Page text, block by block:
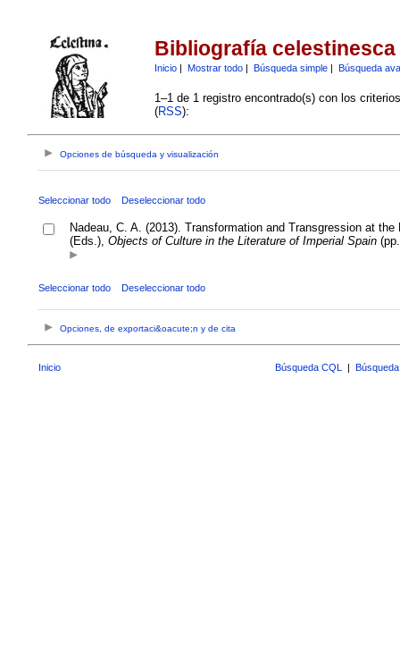
Bibliografía celestinesca
Inicio| Mostrar todo| Búsqueda simple| Búsqueda
1–1 de 1 registro encontrado(s) con los
(RSS):
Opciones de búsqueda y visualización
Seleccionar todo Deseleccionar todo
Nadeau, C. A. (2013). Transformation and Transgression at
(Eds.), Objects of Culture in the Literature of Imperial Spain(pp.
Seleccionar todo Deseleccionar todo
Opciones, de exportaci&oacute;n y de cita
Inicio Búsqueda CQL |